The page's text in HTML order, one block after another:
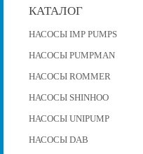
КАТАЛОГ
НАСОСЫ IMP PUMPS
НАСОСЫ PUMPMAN
НАСОСЫ ROMMER
НАСОСЫ SHINHOO
НАСОСЫ UNIPUMP
НАСОСЫ DAB